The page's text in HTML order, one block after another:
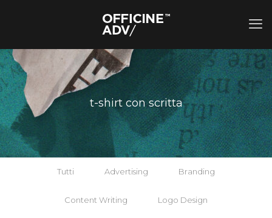
t-shirt con scritta
Tutti Advertising Branding
Content Writing Logo Design